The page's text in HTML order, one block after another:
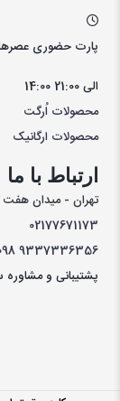
پارت حضوری
14:00 الی 21:00
محصولات اُرگت
محصولات ارگانیک
ارتباط با ما
تهران - میدان هفت
02177671173
9337336356
پشتیبانی و مشاوره